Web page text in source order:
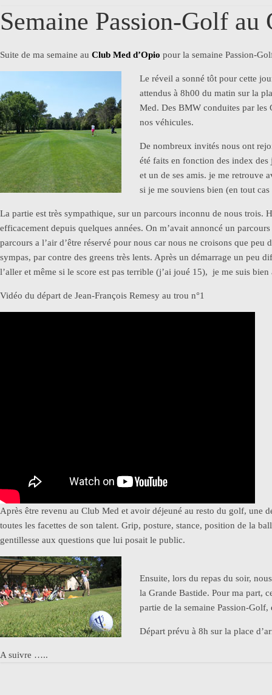
Semaine Passion-Golf
Suite de ma semaine au Club Med d’Opio pour la semaine Passion-
Le réveil a sonné tôt pour cette
attendus à 8h00 du matin sur la
Med. Des BMW conduites par les
nos véhicules.
De nombreux invités nous ont
été faits en fonction des index
et un de ses amis. je me retrouve
si je me souviens bien (en tout
La partie est très sympathique, sur un parcours inconnu de nous trois.
efficacement depuis quelques années. On m’avait annoncé un
parcours a l’air d’être réservé pour nous car nous ne croisons que
sympas, par contre des greens très lents. Après un démarrage un peu
l’aller et même si le score est pas terrible (j’ai joué 15), je me suis bien
Vidéo du départ de Jean-François Remesy au trou n°1
Après être revenu au Club Med et avoir déjeuné au resto du golf, une
toutes les facettes de son talent. Grip, posture, stance, position de la
gentillesse aux questions que lui posait le public.
Ensuite, lors du repas du soir,
la Grande Bastide. Pour ma part,
partie de la semaine Passion-
Départ prévu à 8h sur la place
A suivre …..